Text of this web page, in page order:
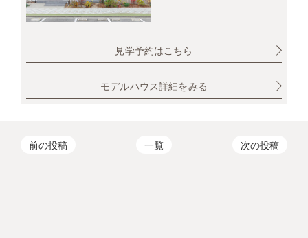
見学予約はこちら
モデルハウス詳細をみる
前の投稿 一覧 次の投稿